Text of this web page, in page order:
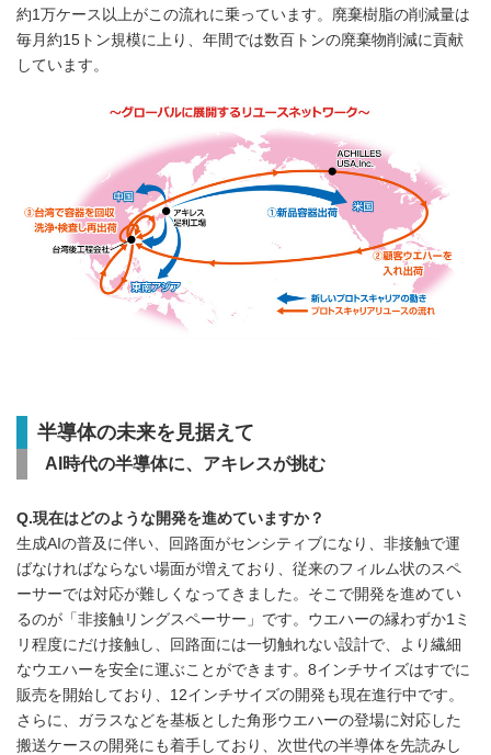
約1万ケース以上がこの流れに乗っています。廃棄樹脂の削減量は
毎月約15トン規模に上り、年間では数百トンの廃棄物削減に貢献
しています。
半導体の未来を見据えて
AI 時代の半導体に、アキレスが挑む
Q.現在はどのような開発を進めていますか？
生成AIの普及に伴い、回路面がセンシティブになり、非接触で運
ばなければならない場面が増えており、従来のフィルム状のスペ
ーサーでは対応が難しくなってきました。そこで開発を進めてい
るのが「非接触リングスペーサー」です。ウエハーの縁わずか1ミ
リ程度にだけ接触し、回路面には一切触れない設計で、より繊細
なウエハーを安全に運ぶことができます。8インチサイズはすでに
販売を開始しており、12インチサイズの開発も現在進行中です。
さらに、ガラスなどを基板とした角形ウエハーの登場に対応した
搬送ケースの開発にも着手しており、次世代の半導体を先読みし